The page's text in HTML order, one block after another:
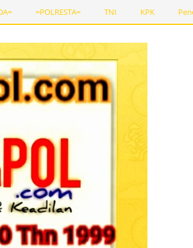
=POLRESTA= TNI KPK